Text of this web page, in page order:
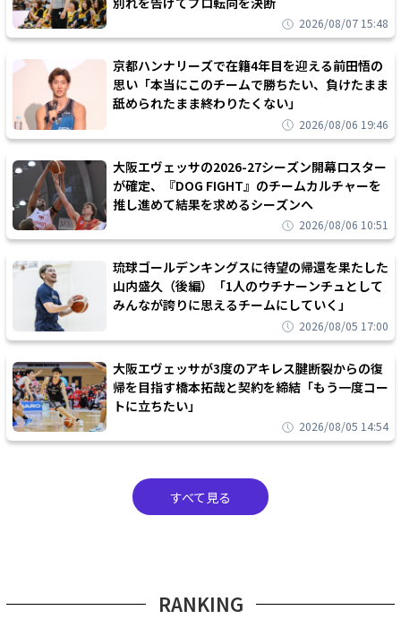
2026/08/07 15:48
京都ハンナリーズで在籍4年目を迎える前田悟の
思い「本当にこのチームで勝ちたい、負けたまま
舐められたまま終わりたくない」
2026/08/06 19:46
大阪エヴェッサの2026-27シーズン開幕ロスター
が確定、『DOG FIGHT』のチームカルチャーを
推し進めて結果を求めるシーズンへ
2026/08/06 10:51
琉球ゴールデンキングスに待望の帰還を果たした
山内盛久（後編）「1人のウチナーンチュとして
みんなが誇りに思えるチームにしていく」
2026/08/05 17:00
大阪エヴェッサが3度のアキレス腱断裂からの復
帰を目指す橋本拓哉と契約を締結「もう一度コー
トに立ちたい」
2026/08/05 14:54
すべて見る
RANKING